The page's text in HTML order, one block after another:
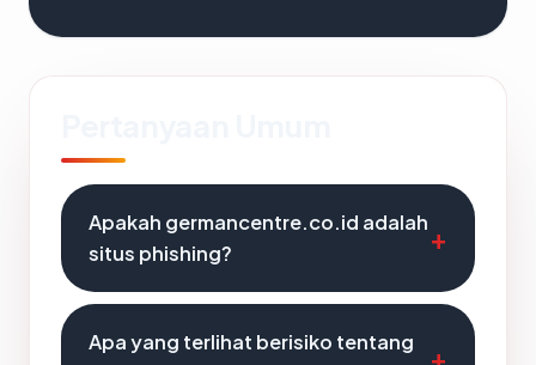
Apakah germancentre.co.id adalah
situs phishing?
Apa yang terlihat berisiko tentang